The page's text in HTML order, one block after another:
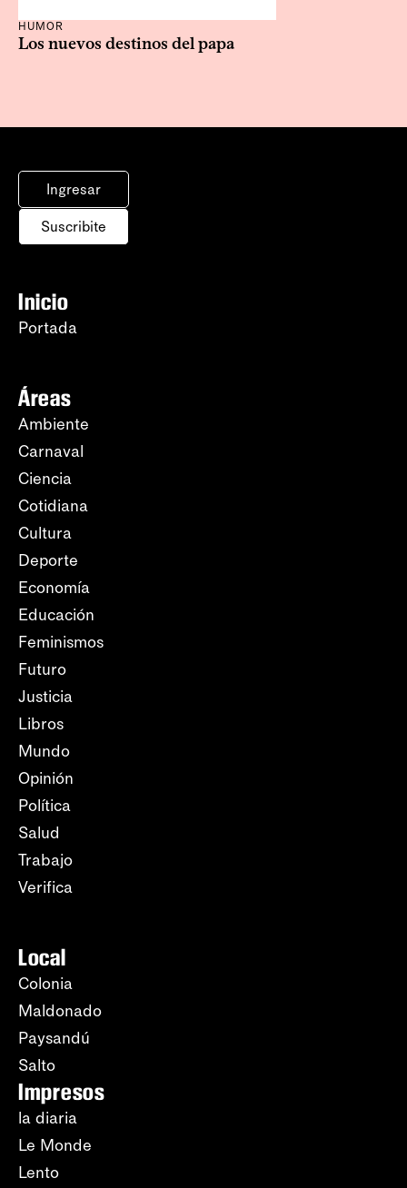
HUMOR
Los nuevos destinos del papa
Ingresar
Suscribite
Inicio
Portada
Áreas
Ambiente
Carnaval
Ciencia
Cotidiana
Cultura
Deporte
Economía
Educación
Feminismos
Futuro
Justicia
Libros
Mundo
Opinión
Política
Salud
Trabajo
Verifica
Local
Colonia
Maldonado
Paysandú
Salto
Impresos
la diaria
Le Monde
Lento